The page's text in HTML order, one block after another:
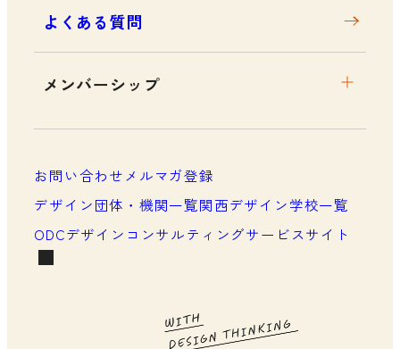
よくある質問
メンバーシップ
メンバーシップについて
お問い合わせメルマガ登録
デザイン団体・機関一覧関西デザイン学校一覧
ODCデザインコンサルティングサービスサイト